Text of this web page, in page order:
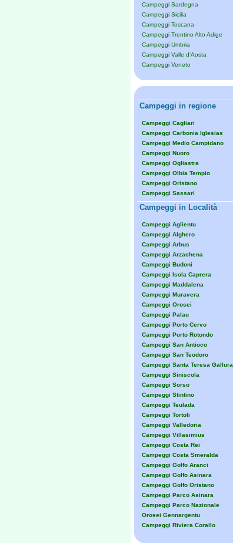
Campeggi Sardegna
Campeggi Sicilia
Campeggi Toscana
Campeggi Trentino Alto Adige
Campeggi Umbria
Campeggi Valle d'Aosta
Campeggi Veneto
Campeggi in regione
Campeggi Cagliari
Campeggi Carbonia Iglesias
Campeggi Medio Campidano
Campeggi Nuoro
Campeggi Ogliastra
Campeggi Olbia Tempio
Campeggi Oristano
Campeggi Sassari
Campeggi in Località
Campeggi Aglientu
Campeggi Alghero
Campeggi Arbus
Campeggi Arzachena
Campeggi Budoni
Campeggi Isola Caprera
Campeggi Maddalena
Campeggi Muravera
Campeggi Orosei
Campeggi Palau
Campeggi Porto Cervo
Campeggi Porto Rotondo
Campeggi San Antioco
Campeggi San Teodoro
Campeggi Santa Teresa Gallura
Campeggi Siniscola
Campeggi Sorso
Campeggi Stintino
Campeggi Teulada
Campeggi Tortoli
Campeggi Valledoria
Campeggi Villasimius
Campeggi Costa Rei
Campeggi Costa Smeralda
Campeggi Golfo Aranci
Campeggi Golfo Asinara
Campeggi Golfo Oristano
Campeggi Parco Asinara
Campeggi Parco Nazionale
Orosei Gennargentu
Campeggi Riviera Corallo